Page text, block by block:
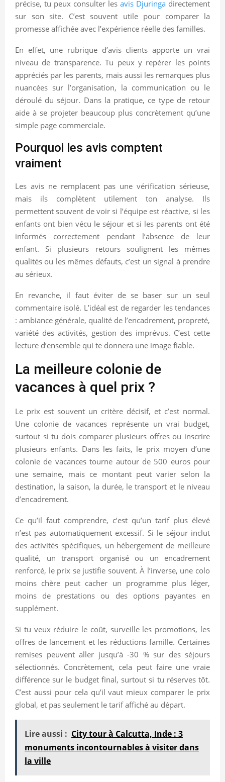
précise, tu peux consulter les avis Djuringa directement
sur son site. C’est souvent utile pour comparer la
promesse affichée avec l’expérience réelle des familles.
En effet, une rubrique d’avis clients apporte un vrai
niveau de transparence. Tu peux y repérer les points
appréciés par les parents, mais aussi les remarques plus
nuancées sur l’organisation, la communication ou le
déroulé du séjour. Dans la pratique, ce type de retour
aide à se projeter beaucoup plus concrètement qu’une
simple page commerciale.
Pourquoi les avis comptent
vraiment
Les avis ne remplacent pas une vérification sérieuse,
mais ils complètent utilement ton analyse. Ils
permettent souvent de voir si l’équipe est réactive, si les
enfants ont bien vécu le séjour et si les parents ont été
informés correctement pendant l’absence de leur
enfant. Si plusieurs retours soulignent les mêmes
qualités ou les mêmes défauts, c’est un signal à prendre
au sérieux.
En revanche, il faut éviter de se baser sur un seul
commentaire isolé. L’idéal est de regarder les tendances
: ambiance générale, qualité de l’encadrement, propreté,
variété des activités, gestion des imprévus. C’est cette
lecture d’ensemble qui te donnera une image fiable.
La meilleure colonie de
vacances à quel prix ?
Le prix est souvent un critère décisif, et c’est normal.
Une colonie de vacances représente un vrai budget,
surtout si tu dois comparer plusieurs offres ou inscrire
plusieurs enfants. Dans les faits, le prix moyen d’une
colonie de vacances tourne autour de 500 euros pour
une semaine, mais ce montant peut varier selon la
destination, la saison, la durée, le transport et le niveau
d’encadrement.
Ce qu’il faut comprendre, c’est qu’un tarif plus élevé
n’est pas automatiquement excessif. Si le séjour inclut
des activités spécifiques, un hébergement de meilleure
qualité, un transport organisé ou un encadrement
renforcé, le prix se justifie souvent. À l’inverse, une colo
moins chère peut cacher un programme plus léger,
moins de prestations ou des options payantes en
supplément.
Si tu veux réduire le coût, surveille les promotions, les
offres de lancement et les réductions famille. Certaines
remises peuvent aller jusqu’à -30 % sur des séjours
sélectionnés. Concrètement, cela peut faire une vraie
différence sur le budget final, surtout si tu réserves tôt.
C’est aussi pour cela qu’il vaut mieux comparer le prix
global, et pas seulement le tarif affiché au départ.
Lire aussi : City tour à Calcutta, Inde : 3
monuments incontournables à visiter dans
la ville